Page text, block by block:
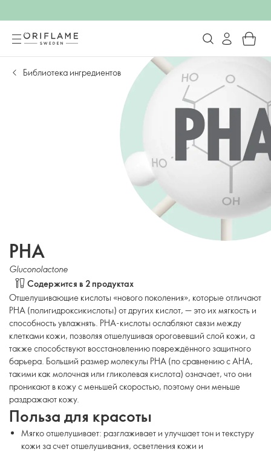
Библиотека ингредиентов
PHA
Gluconolactone
Содержится в 2 продуктах
Отшелушивающие кислоты «нового поколения», которые отличают
PHA (полигидроксикислоты) от других кислот, — это их мягкость и
способность увлажнять. PHA-кислоты ослабляют связи между
клетками кожи, позволяя отшелушивая ороговевший слой кожи, а
также способствуют восстановлению повреждённого защитного
барьера. Больший размер молекулы PHA (по сравнению с AHA,
такими как молочная или гликолевая кислота) означает, что они
проникают в кожу с меньшей скоростью, поэтому они меньше
раздражают кожу.
Польза для красоты
Мягко отшелушивает: разглаживает и улучшает тон и текстуру
кожи за счет отшелушивания, осветления кожи и